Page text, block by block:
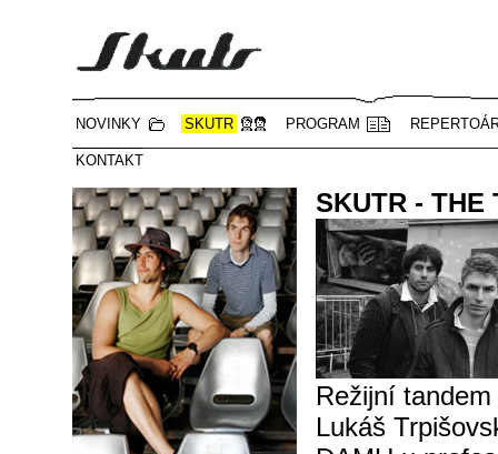
Skutr
NOVINKY SKUTR PROGRAM
KONTAKT
SKUTR - THE
Režijní
Lukáš